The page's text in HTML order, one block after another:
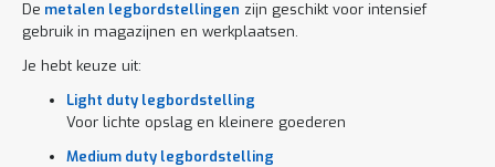
De metalen legbordstellingen zijn geschikt voor intensief
gebruik in magazijnen en werkplaatsen.
Je hebt keuze uit:
Light duty legbordstelling
Voor lichte opslag en kleinere goederen
Medium duty legbordstelling